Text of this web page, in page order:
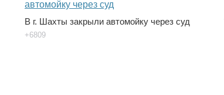
В г. Шахты закрыли автомойку через суд
+6809